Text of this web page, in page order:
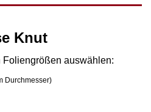
Knut
auswählen:
Durchmesser)